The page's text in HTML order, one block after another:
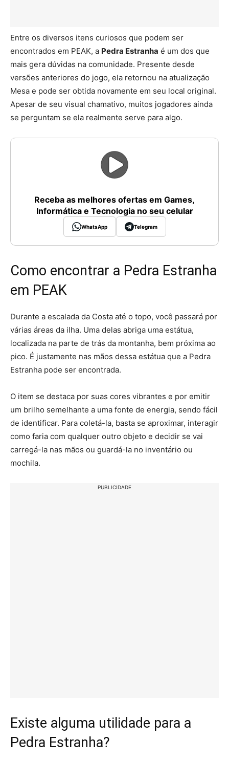
Entre os diversos itens curiosos que podem ser
encontrados em PEAK, a Pedra Estranha é um dos que
mais gera dúvidas na comunidade. Presente desde
versões anteriores do jogo, ela retornou na atualização
Mesa e pode ser obtida novamente em seu local original.
Apesar de seu visual chamativo, muitos jogadores ainda
se perguntam se ela realmente serve para algo.
Receba as melhores ofertas em Games,
Informática e Tecnologia no seu celular
WhatsApp Telegram
Como encontrar a Pedra Estranha
em PEAK
Durante a escalada da Costa até o topo, você passará por
várias áreas da ilha. Uma delas abriga uma estátua,
localizada na parte de trás da montanha, bem próxima ao
pico. É justamente nas mãos dessa estátua que a Pedra
Estranha pode ser encontrada.
O item se destaca por suas cores vibrantes e por emitir
um brilho semelhante a uma fonte de energia, sendo fácil
de identificar. Para coletá-la, basta se aproximar, interagir
como faria com qualquer outro objeto e decidir se vai
carregá-la nas mãos ou guardá-la no inventário ou
mochila.
PUBLICIDADE
Existe alguma utilidade para a
Pedra Estranha?